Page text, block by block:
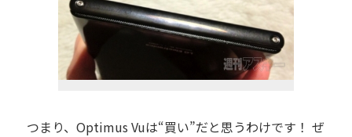
つまり、Optimus Vuは“買い”だと思うわけです！ ぜ